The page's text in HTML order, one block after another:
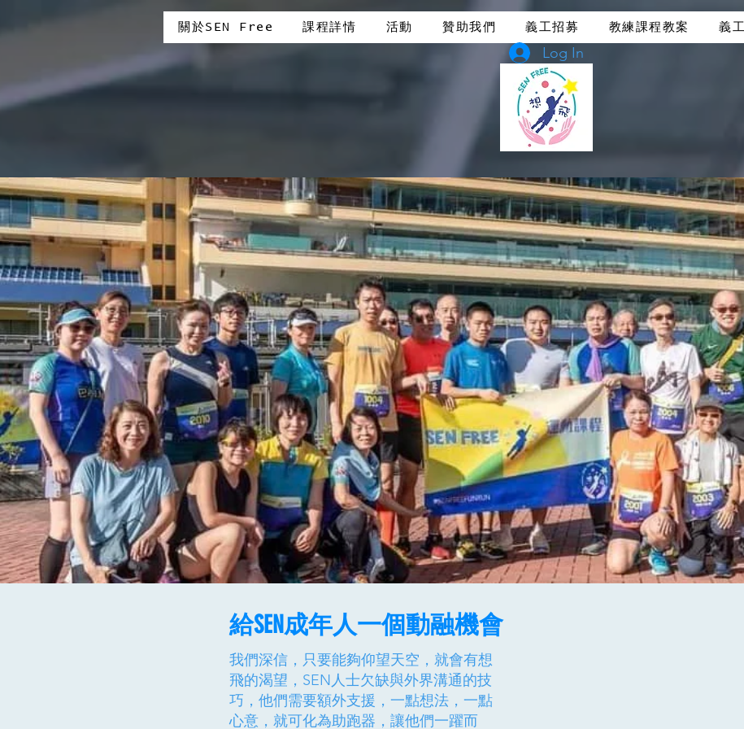
關於SEN Free 課程詳情 活動 贊助我們 義工招募 教練課程教案 義
Log In
給SEN成年人一個​動融機會
我們深信，只要能夠仰望天空，就會有想
飛的渴望，SEN人士欠缺與外界溝通的技
巧，他們需要額外支援，一點想法，一點
心意，就可化為助跑器，讓他們一躍而